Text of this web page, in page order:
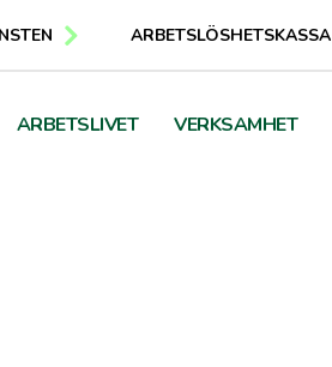
ARBETSLÖSHETSKASSA
ARBETSLIVET VERKSAMHET